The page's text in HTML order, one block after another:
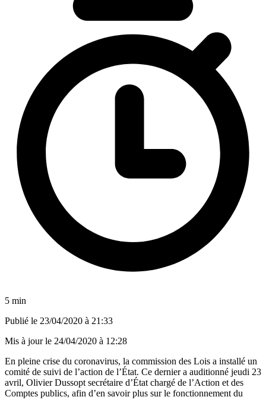
5 min
Publié le 23/04/2020 à 21:33
Mis à jour le 24/04/2020 à 12:28
En pleine crise du coronavirus, la commission des Lois a installé un
comité de suivi de l’action de l’État. Ce dernier a auditionné jeudi 23
avril, Olivier Dussopt secrétaire d’État chargé de l’Action et des
Comptes publics, afin d’en savoir plus sur le fonctionnement du